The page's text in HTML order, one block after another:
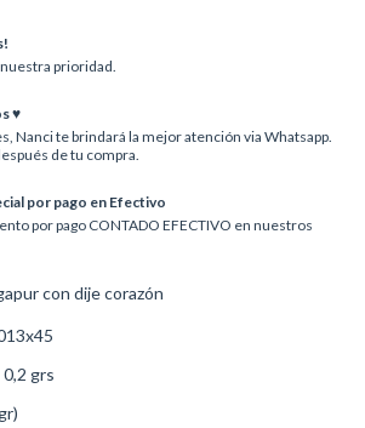
prioridad.
♥
Nanci te brindará la mejor atención via Whatsapp.
de tu compra.
por pago en Efectivo
por pago CONTADO EFECTIVO en nuestros
con dije corazón
grs